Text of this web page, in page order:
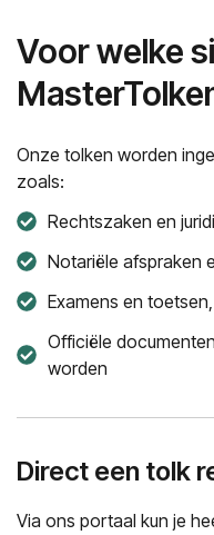
Voor welke
Onze tolken worden
zoals:
Rechtszaken en
Notariële afspraken
Examens en
Officiële
worden
Direct een tolk
Via ons portaal kun je